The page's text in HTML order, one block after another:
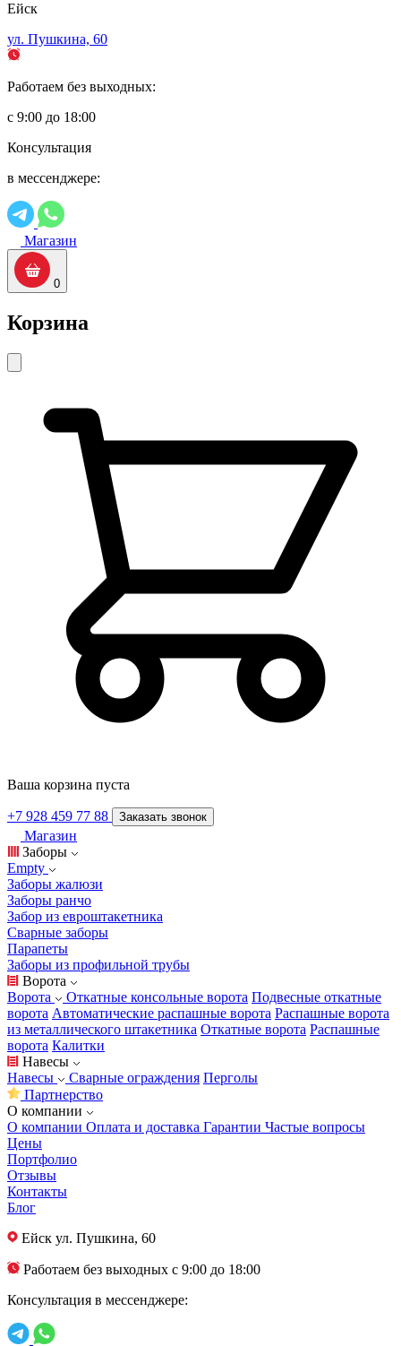
Ейск
ул. Пушкина, 60
Работаем без выходных:
с 9:00 до 18:00
Консультация
в мессенджере:
Магазин
0
Корзина
Ваша корзина пуста
+7 928 459 77 88 Заказать звонок
Магазин
Заборы
Empty
Заборы жалюзи
Заборы ранчо
Забор из евроштакетника
Сварные заборы
Парапеты
Заборы из профильной трубы
Ворота
Ворота
Откатные консольные ворота Подвесные откатные
ворота Автоматические распашные ворота Распашные ворота
из металлического штакетника Откатные ворота Распашные
ворота Калитки
Навесы
Навесы
Сварные ограждения Перголы
Партнерство
О компании
О компании Оплата и доставка Гарантии Частые вопросы
Цены
Портфолио
Отзывы
Контакты
Блог
Ейск ул. Пушкина, 60
Работаем без выходных с 9:00 до 18:00
Консультация в мессенджере: